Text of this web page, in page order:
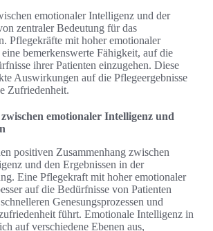
emotionaler Intelligenz und der
zentraler Bedeutung für das
Pflegekräfte mit hoher emotionaler
bemerkenswerte Fähigkeit, auf die
ihrer Patienten einzugehen. Diese
Auswirkungen auf die Pflegeergebnisse
Zufriedenheit.
emotionaler Intelligenz und
positiven Zusammenhang zwischen
und den Ergebnissen in der
Eine Pflegekraft mit hoher emotionaler
auf die Bedürfnisse von Patienten
Genesungsprozessen und
führt. Emotionale Intelligenz in
auf verschiedene Ebenen aus,